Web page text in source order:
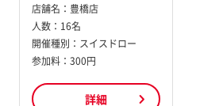
店舗名： 豊橋店
人数： 16名
開催種別： スイスドロー
参加料： 300円
詳細